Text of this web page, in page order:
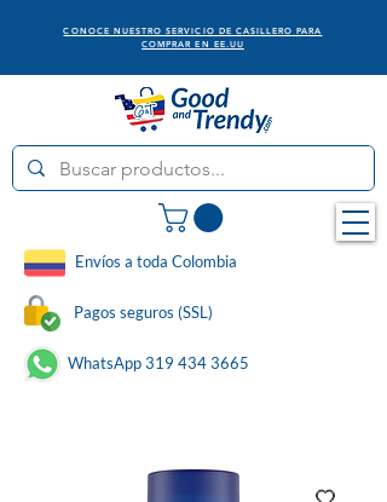
CONOCE NUESTRO SERVICIO DE CASILLERO PARA
COMPRAR EN EE.UU
Envíos a toda Colombia
Pagos seguros (SSL)
WhatsApp 319 434 3665